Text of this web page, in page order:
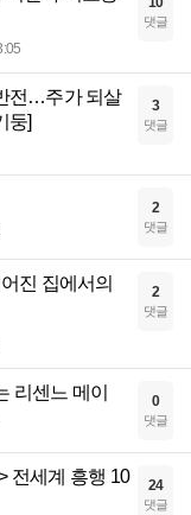
댓글
전…주가 되살
둥]
3
댓글
2
댓글
진 집에서의
2
댓글
리센느 메이 0
댓글
전세계 흥행 10
24
댓글